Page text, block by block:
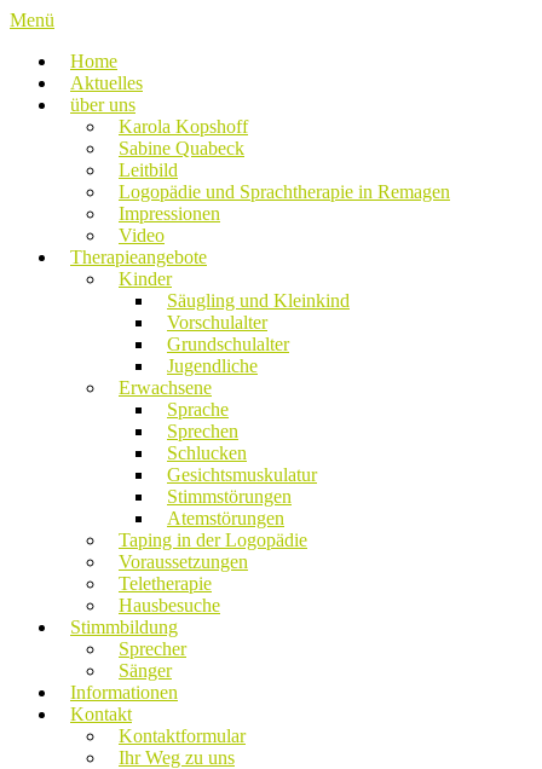
Zum
springen
Menü
Home
Aktuelles
über uns
Karola Kopshoff
Sabine Quabeck
Leitbild
Logopädie und Sprachtherapie in Remagen
Impressionen
Video
Therapieangebote
Kinder
Säugling und Kleinkind
Vorschulalter
Grundschulalter
Jugendliche
Erwachsene
Sprache
Sprechen
Schlucken
Gesichtsmuskulatur
Stimmstörungen
Atemstörungen
Taping in der Logopädie
Voraussetzungen
Teletherapie
Hausbesuche
Stimmbildung
Sprecher
Sänger
Informationen
Kontakt
Kontaktformular
Ihr Weg zu uns